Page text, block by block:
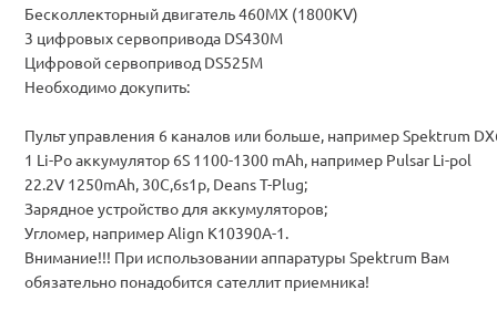
Бесколлекторный двигатель 460MX (1800KV)
3 цифровых сервопривода DS430M
Цифровой сервопривод DS525M
Необходимо докупить:
Пульт управления 6 каналов или больше, например Spektrum
1 Li-Po аккумулятор 6S 1100-1300 mAh, например Pulsar Li-pol
22.2V 1250mAh, 30C,6s1p, Deans T-Plug;
Зарядное устройство для аккумуляторов;
Угломер, например Align K10390A-1.
Внимание!!! При использовании аппаратуры Spektrum Вам
обязательно понадобится сателлит приемника!